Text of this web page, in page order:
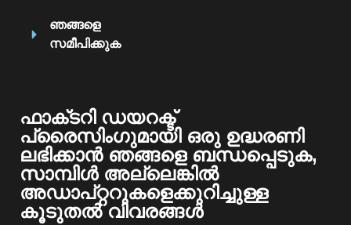
ഞങ്ങളെ
സമീപിക്കുക
ഫാക്‌ടറി ഡയറക്ട്
പ്രൈസിംഗുമായി ഒരു ഉദ്ധരണി
ലഭിക്കാൻ ഞങ്ങളെ ബന്ധപ്പെടുക,
സാമ്പിൾ അല്ലെങ്കിൽ
അഡാപ്റ്ററുകളെക്കുറിച്ചുള്ള
കൂടുതൽ വിവരങ്ങൾ